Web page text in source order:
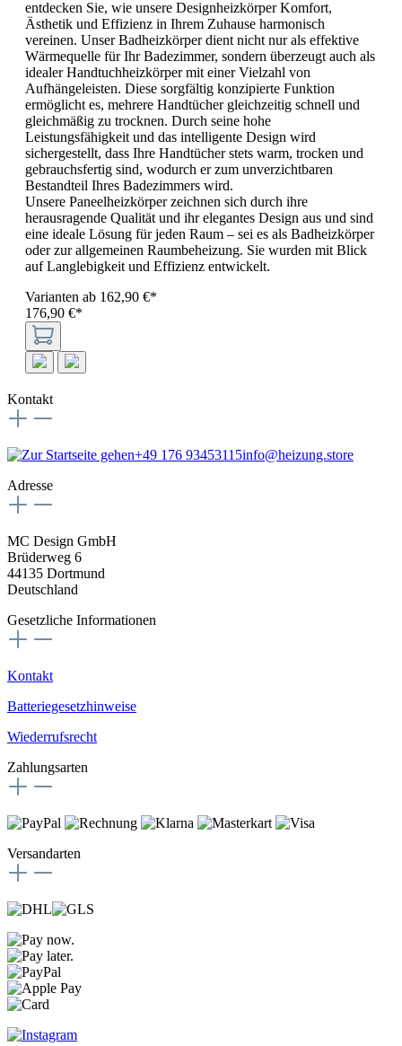
entdecken Sie, wie unsere Designheizkörper Komfort,
Ästhetik und Effizienz in Ihrem Zuhause harmonisch
vereinen. Unser Badheizkörper dient nicht nur als effektive
Wärmequelle für Ihr Badezimmer, sondern überzeugt auch als
idealer Handtuchheizkörper mit einer Vielzahl von
Aufhängeleisten. Diese sorgfältig konzipierte Funktion
ermöglicht es, mehrere Handtücher gleichzeitig schnell und
gleichmäßig zu trocknen. Durch seine hohe
Leistungsfähigkeit und das intelligente Design wird
sichergestellt, dass Ihre Handtücher stets warm, trocken und
gebrauchsfertig sind, wodurch er zum unverzichtbaren
Bestandteil Ihres Badezimmers wird.
Unsere Paneelheizkörper zeichnen sich durch ihre
herausragende Qualität und ihr elegantes Design aus und sind
eine ideale Lösung für jeden Raum – sei es als Badheizkörper
oder zur allgemeinen Raumbeheizung. Sie wurden mit Blick
auf Langlebigkeit und Effizienz entwickelt.
Varianten ab 162,90 €*
176,90 €*
Kontakt
+49 176 93453115info@heizung.store
Adresse
MC Design GmbH
Brüderweg 6
44135 Dortmund
Deutschland
Gesetzliche Informationen
Kontakt
Batteriegesetzhinweise
Wiederrufsrecht
Zahlungsarten
Versandarten